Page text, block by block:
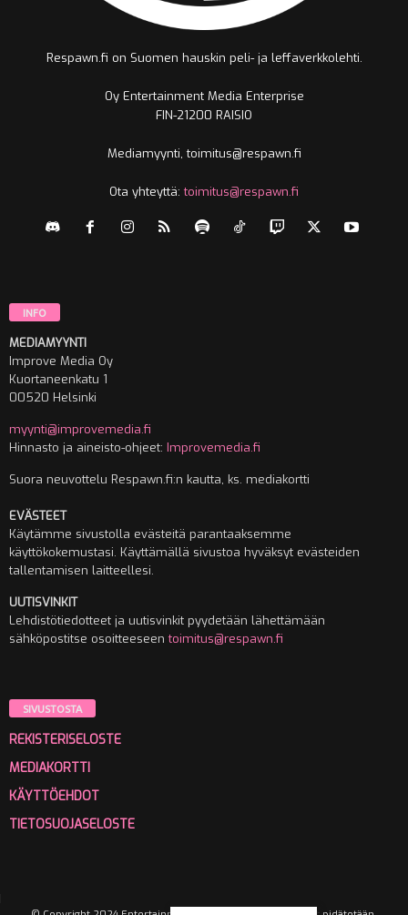
Respawn.fi on Suomen hauskin peli- ja leffaverkkolehti.
Oy Entertainment Media Enterprise
FIN-21200 RAISIO
Mediamyynti, toimitus@respawn.fi
Ota yhteyttä:toimitus@respawn.fi
INFO
MEDIAMYYNTI
Improve Media Oy
Kuortaneenkatu 1
00520 Helsinki
myynti@improvemedia.fi
Hinnasto ja aineisto-ohjeet: Improvemedia.fi
Suora neuvottelu Respawn.fi:n kautta, ks. mediakortti
EVÄSTEET
Käytämme sivustolla evästeitä parantaaksemme
käyttökokemustasi. Käyttämällä sivustoa hyväksyt evästeiden
tallentamisen laitteellesi.
UUTISVINKIT
Lehdistötiedotteet ja uutisvinkit pyydetään lähettämään
sähköpostitse osoitteeseentoimitus@respawn.fi
SIVUSTOSTA
REKISTERISELOSTE
MEDIAKORTTI
KÄYTTÖEHDOT
TIETOSUOJASELOSTE